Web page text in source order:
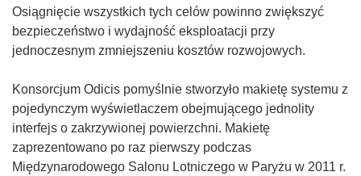
Osiągnięcie wszystkich tych celów powinno zwiększyć
bezpieczeństwo i wydajność eksploatacji przy
jednoczesnym zmniejszeniu kosztów rozwojowych.
Konsorcjum Odicis pomyślnie stworzyło makietę systemu z
pojedynczym wyświetlaczem obejmującego jednolity
interfejs o zakrzywionej powierzchni. Makietę
zaprezentowano po raz pierwszy podczas
Międzynarodowego Salonu Lotniczego w Paryżu w 2011 r.